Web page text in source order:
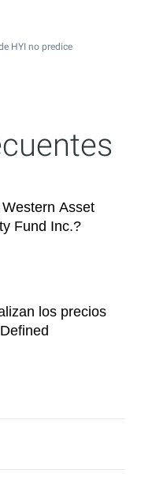
HYI no predice
Asset
Fund Inc.?
los precios